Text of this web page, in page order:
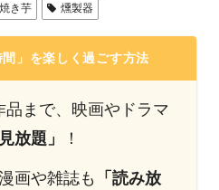
焼き芋 燻製器
」を楽しく過ごす方法
まで、映画やドラマ
見放題」 ！
画や雑誌も
「読み放